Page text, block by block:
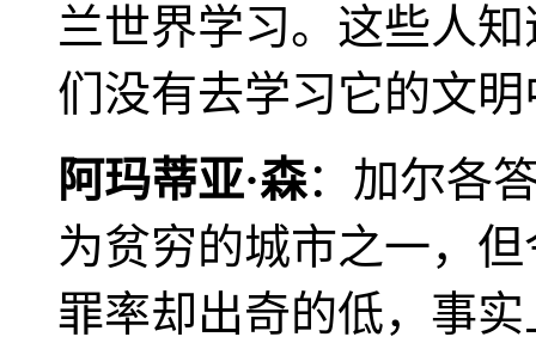
兰世界学习。这些人
们没有去学习它的文
阿玛蒂亚·森：加尔各
为贫穷的城市之一，
罪率却出奇的低，事